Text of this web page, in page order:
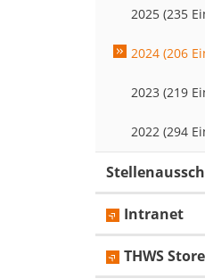
2025 (235
2024 (206
2023 (219
2022 (294
Intranet
THWS Store